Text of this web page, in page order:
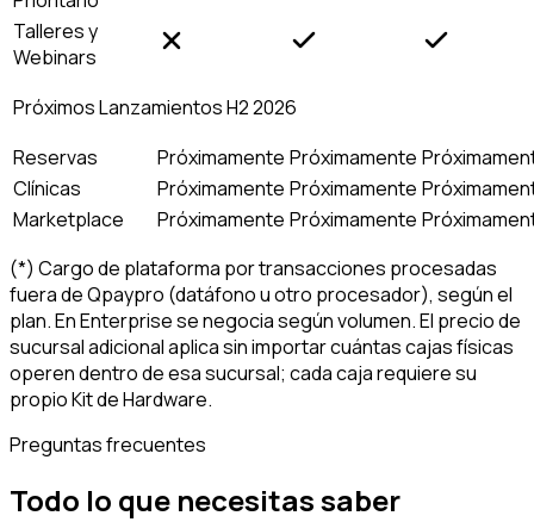
Talleres y
Webinars
Próximos Lanzamientos H2 2026
Reservas
Próximamente Próximamente
Clínicas
Próximamente Próximamente
Marketplace
Próximamente Próximamente
(*) Cargo de plataforma por transacciones procesadas
fuera de Qpaypro (datáfono u otro procesador), según el
plan. En Enterprise se negocia según volumen. El precio de
sucursal adicional aplica sin importar cuántas cajas físicas
operen dentro de esa sucursal; cada caja requiere su
propio Kit de Hardware.
Preguntas frecuentes
Todo lo que necesitas saber